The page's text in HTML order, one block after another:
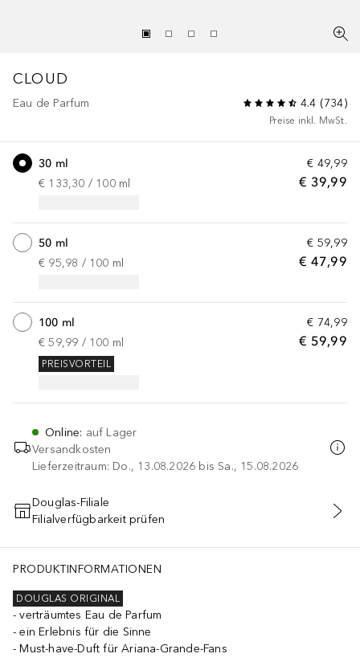
CLOUD
Eau de Parfum 4.4 (734)
Preise inkl. MwSt.
€ 49,99
€ 39,99
30 ml
€ 133,30 / 100 ml
€ 59,99
€ 47,99
50 ml
€ 95,98 / 100 ml
€ 74,99
€ 59,99
100 ml
€ 59,99 / 100 ml
PREISVORTEIL
Online: auf Lager
Versandkosten
Lieferzeitraum: Do., 13.08.2026 bis Sa., 15.08.2026
IN DEN WARENKORB
Douglas-Filiale
Filialverfügbarkeit prüfen
PRODUKTINFORMATIONEN
DOUGLAS ORIGINAL
verträumtes Eau de Parfum
ein Erlebnis für die Sinne
Must-have-Duft für Ariana-Grande-Fans